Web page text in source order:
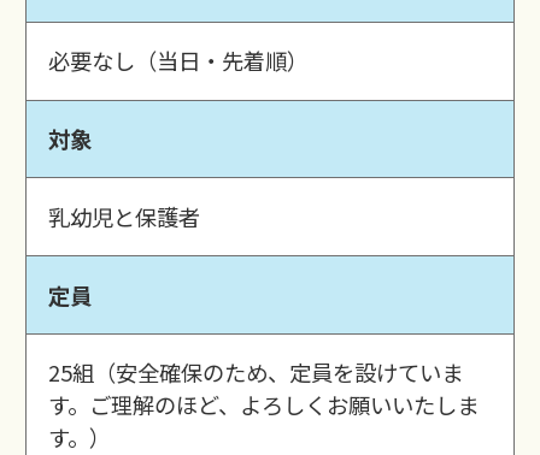
必要なし（当日・先着順）
対象
乳幼児と保護者
定員
25組（安全確保のため、定員を設けていま
す。ご理解のほど、よろしくお願いいたしま
す。）